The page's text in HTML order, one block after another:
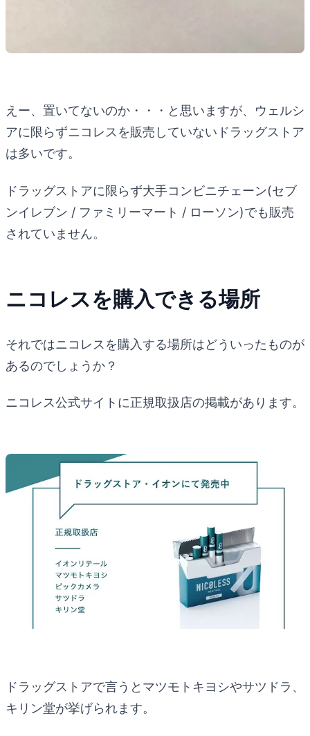
えー、置いてないのか・・・と思いますが、ウェルシ
アに限らずニコレスを販売していないドラッグストア
は多いです。
ドラッグストアに限らず大手コンビニチェーン(セブ
ンイレブン / ファミリーマート / ローソン)でも販売
されていません。
ニコレスを購入できる場所
それではニコレスを購入する場所はどういったものが
あるのでしょうか？
ニコレス公式サイトに正規取扱店の掲載があります。
ドラッグストアで言うとマツモトキヨシやサツドラ、
キリン堂が挙げられます。